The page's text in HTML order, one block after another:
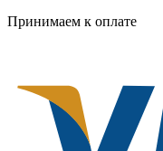
Принимаем к оплате